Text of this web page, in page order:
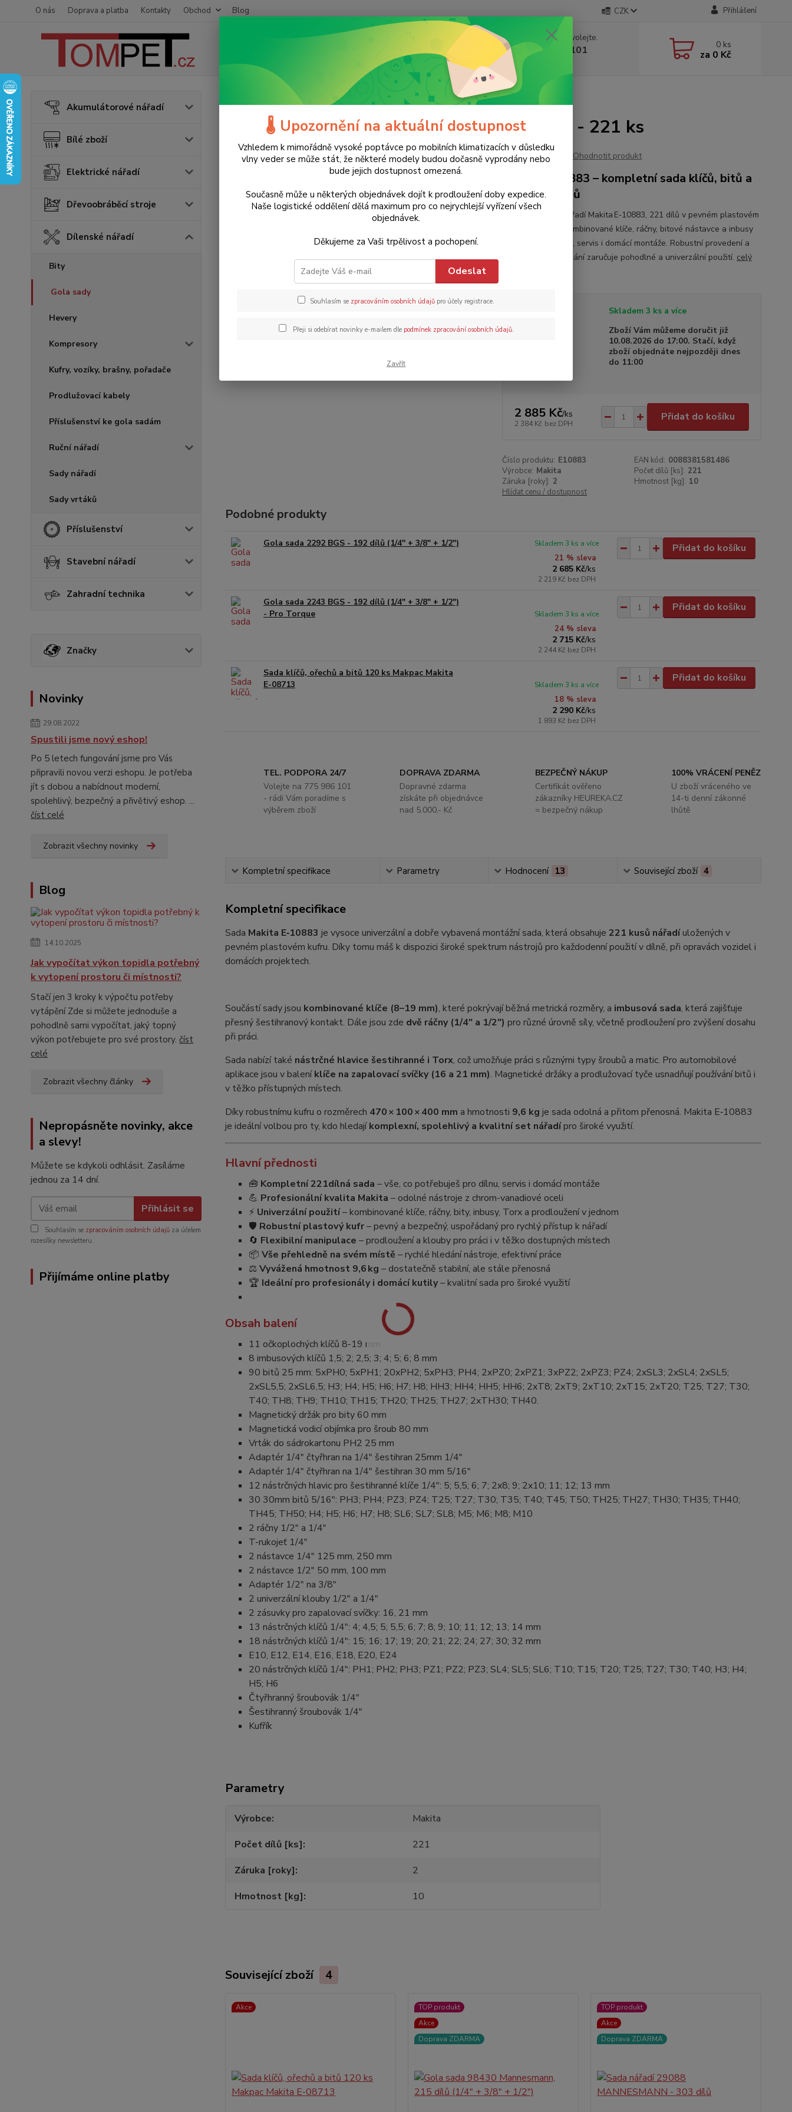
O nás Doprava a platba Kontakty Obchod Blog CZK Přihlášení
Nevíte si rady? Zavolejte.
+420 775 986 101
(Po-Ne, 8-20 hod.)
0 ks
za 0 Kč
Akumulátorové nářadí
Bílé zboží
Elektrické nářadí
Dřevoobráběcí stroje
Dílenské nářadí
Bity
Gola sady
Hevery
Kompresory
Kufry, vozíky, brašny, pořadače
Prodlužovací kabely
Příslušenství ke gola sadám
Ruční nářadí
Sady nářadí
Sady vrtáků
Příslušenství
Stavební nářadí
Zahradní technika
Značky
Novinky
29.08.2022
Spustili jsme nový eshop!
Po 5 letech fungování jsme pro Vás
připravili novou verzi eshopu. Je potřeba
jít s dobou a nabídnout moderní,
spolehlivý, bezpečný a přivětivý eshop. ...
číst celé
Zobrazit všechny novinky
Blog
14.10.2025
Jak vypočítat výkon topidla potřebný
k vytopení prostoru či místnosti?
Stačí jen 3 kroky k výpočtu potřeby
vytápění Zde si můžete jednoduše a
pohodlně sami vypočítat, jaký topný
výkon potřebujete pro své prostory. číst
celé
Zobrazit všechny články
Nepropásněte novinky, akce
a slevy!
Můžete se kdykoli odhlásit. Zasíláme
jednou za 14 dní.
Přihlásit se
Souhlasím se zpracováním osobních údajů za účelem
rozesílky newsletteru.
Přijímáme online platby
Dílenské nářadí Gola sady Profesionální sada nářadí E-10883 Makita - 221 ks
Profesionální sada nářadí E-10883 Makita - 221 ks
Akce Doprava ZDARMA 3 290 Kč
- 12 %
Ohodnotit produkt
Makita E‑10883 – kompletní sada klíčů, bitů a
ráčen 221 dílů
Kompletní sada nářadí Makita E‑10883, 221 dílů v pevném plastovém
kufru. Obsahuje kombinované klíče, ráčny, bitové nástavce a inbusy
— ideální pro dílnu, servis i domácí montáže. Robustní provedení a
přehledné uspořádání zaručuje pohodlné a univerzální použití. celý
Skladem 3 ks a více
Zboží Vám můžeme doručit již
10.08.2026 do 17:00. Stačí, když
zboží objednáte nejpozději dnes
do 11:00
2 885 Kč/ks
2 384 Kč bez DPH
Přidat do košíku
Číslo produktu: E10883 EAN kód: 0088381581486
Výrobce: Makita Počet dílů [ks]: 221
Záruka [roky]: 2 Hmotnost [kg]: 10
Hlídat cenu / dostupnost
Podobné produkty
Gola sada 2292 BGS - 192 dílů (1/4" + 3/8" + 1/2")
21 % sleva
2 685 Kč/ks
2 219 Kč bez DPH
Skladem 3 ks a více Přidat do košíku
Gola sada 2243 BGS - 192 dílů (1/4" + 3/8" + 1/2")
- Pro Torque
24 % sleva
2 715 Kč/ks
2 244 Kč bez DPH
Skladem 3 ks a více
Přidat do košíku
Sada klíčů, ořechů a bitů 120 ks Makpac Makita
E-08713
18 % sleva
2 290 Kč/ks
1 893 Kč bez DPH
Skladem 3 ks a více
Přidat do košíku
TEL. PODPORA 24/7
Volejte na 775 986 101
- rádi Vám poradíme s
výběrem zboží
DOPRAVA ZDARMA
Dopravné zdarma
získáte při objednávce
nad 5.000,- Kč
BEZPEČNÝ NÁKUP
Certifikát ověřeno
zákazníky HEUREKA.CZ
= bezpečný nákup
100% VRÁCENÍ PENĚZ
U zboží vráceného ve
14-ti denní zákonné
lhůtě
Kompletní specifikace Parametry Hodnocení 13 Související zboží 4
Kompletní specifikace
Sada Makita E‑10883 je vysoce univerzální a dobře vybavená montážní sada, která obsahuje 221 kusů nářadíuložených v
pevném plastovém kufru. Díky tomu máš k dispozici široké spektrum nástrojů pro každodenní použití v dílně, při opravách vozidel i
domácích projektech.
Součástí sady jsou kombinované klíče (8–19 mm), které pokrývají běžná metrická rozměry, a imbusová sada, která zajišťuje
přesný šestihranový kontakt. Dále jsou zde dvě ráčny (1/4″ a 1/2″) pro různé úrovně síly, včetně prodloužení pro zvýšení dosahu
při práci.
Sada nabízí také nástrčné hlavice šestihranné i Torx, což umožňuje práci s různými typy šroubů a matic. Pro automobilové
aplikace jsou v baleníklíče na zapalovací svíčky (16 a 21 mm). Magnetické držáky a prodlužovací tyče usnadňují používání bitů i
v těžko přístupných místech.
Díky robustnímu kufru o rozměrech 470 × 100 × 400 mm a hmotnosti 9,6 kg je sada odolná a přitom přenosná. Makita E‑10883
je ideální volbou pro ty, kdo hledajíkomplexní, spolehlivý a kvalitní set nářadípro široké využití.
Hlavní přednosti
🧰 Kompletní 221dílná sada – vše, co potřebuješ pro dílnu, servis i domácí montáže
💪 Profesionální kvalita Makita – odolné nástroje z chrom-vanadiové oceli
⚡ Univerzální použití– kombinované klíče, ráčny, bity, inbusy, Torx a prodloužení v jednom
🛡️ Robustní plastový kufr– pevný a bezpečný, uspořádaný pro rychlý přístup k nářadí
🔄 Flexibilní manipulace – prodloužení a klouby pro práci i v těžko dostupných místech
📦 Vše přehledně na svém místě – rychlé hledání nástroje, efektivní práce
⚖️Vyvážená hmotnost 9,6 kg – dostatečně stabilní, ale stále přenosná
🏆 Ideální pro profesionály i domácí kutily– kvalitní sada pro široké využití
Obsah balení
11 očkoplochých klíčů 8-19 mm
8 imbusových klíčů 1,5; 2; 2,5; 3; 4; 5; 6; 8 mm
90 bitů 25 mm: 5xPH0; 5xPH1; 20xPH2; 5xPH3; PH4; 2xPZ0; 2xPZ1; 3xPZ2; 2xPZ3; PZ4; 2xSL3; 2xSL4; 2xSL5;
2xSL5,5; 2xSL6,5; H3; H4; H5; H6; H7; H8; HH3; HH4; HH5; HH6; 2xT8; 2xT9; 2xT10; 2xT15; 2xT20; T25; T27; T30;
T40; TH8; TH9; TH10; TH15; TH20; TH25; TH27; 2xTH30; TH40.
Magnetický držák pro bity 60 mm
Magnetická vodicí objímka pro šroub 80 mm
Vrták do sádrokartonu PH2 25 mm
Adaptér 1/4" čtyřhran na 1/4" šestihran 25mm 1/4"
Adaptér 1/4" čtyřhran na 1/4" šestihran 30 mm 5/16"
12 nástrčných hlavic pro šestihranné klíče 1/4": 5; 5,5; 6; 7; 2x8; 9; 2x10; 11; 12; 13 mm
30 30mm bitů 5/16": PH3; PH4; PZ3; PZ4; T25; T27; T30; T35; T40; T45; T50; TH25; TH27; TH30; TH35; TH40;
TH45; TH50; H4; H5; H6; H7; H8; SL6; SL7; SL8; M5; M6; M8; M10
2 ráčny 1/2" a 1/4"
T-rukojeť 1/4"
2 nástavce 1/4" 125 mm, 250 mm
2 nástavce 1/2" 50 mm, 100 mm
Adaptér 1/2" na 3/8"
2 univerzální klouby 1/2" a 1/4"
2 zásuvky pro zapalovací svíčky: 16, 21 mm
13 nástrčných klíčů 1/4": 4; 4,5; 5; 5,5; 6; 7; 8; 9; 10; 11; 12; 13; 14 mm
18 nástrčných klíčů 1/4": 15; 16; 17; 19; 20; 21; 22; 24; 27; 30; 32 mm
E10, E12, E14, E16, E18, E20, E24
20 nástrčných klíčů 1/4": PH1; PH2; PH3; PZ1; PZ2; PZ3; SL4; SL5; SL6; T10; T15; T20; T25; T27; T30; T40; H3; H4;
H5; H6
Čtyřhranný šroubovák 1/4"
Šestihranný šroubovák 1/4"
Kufřík
Parametry
Výrobce
Makita
Počet dílů [ks]
221
Záruka [roky]
2
Hmotnost [kg]
10
Související zboží 4
Akce
TOP produkt
Akce
Doprava ZDARMA
TOP produkt
Akce
Doprava ZDARMA
🌡️ Upozornění na aktuální dostupnost
Vzhledem k mimořádně vysoké poptávce po mobilních klimatizacích v důsledku
vlny veder se může stát, že některé modely budou dočasně vyprodány nebo
bude jejich dostupnost omezená.
Současně může u některých objednávek dojít k prodloužení doby expedice.
Naše logistické oddělení dělá maximum pro co nejrychlejší vyřízení všech
objednávek.
Děkujeme za Vaši trpělivost a pochopení.
Odeslat
Souhlasím se zpracováním osobních údajů pro účely registrace.
Přeji si odebírat novinky e-mailem dle podmínek zpracování osobních údajů.
Zavřít